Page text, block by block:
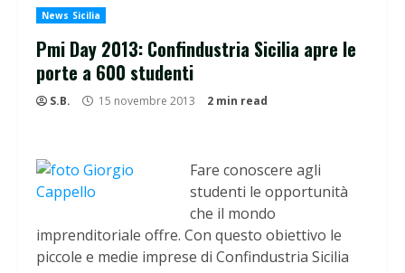
News Sicilia
Pmi Day 2013: Confindustria Sicilia apre le
porte a 600 studenti
S.B. 15 novembre 2013 2 min read
Fare conoscere agli
studenti le opportunità
che il mondo
imprenditoriale offre. Con questo obiettivo le
piccole e medie imprese di Confindustria Sicilia